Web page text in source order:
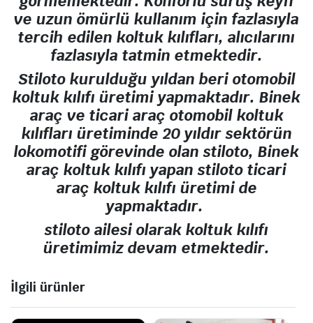
ve uzun ömürlü kullanım için fazlasıyla
tercih edilen koltuk kılıfları, alıcılarını
fazlasıyla tatmin etmektedir.
Stiloto kurulduğu yıldan beri otomobil
koltuk kılıfı üretimi yapmaktadır. Binek
araç ve ticari araç otomobil koltuk
kılıfları üretiminde 20 yıldır sektörün
lokomotifi görevinde olan stiloto, Binek
araç koltuk kılıfı yapan stiloto ticari
araç koltuk kılıfı üretimi de
yapmaktadır.
stiloto ailesi olarak koltuk kılıfı
üretimimiz devam etmektedir.
İlgili ürünler